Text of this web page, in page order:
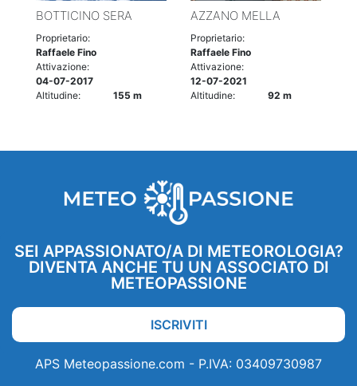
BOTTICINO SERA
Proprietario:
Raffaele Fino
Attivazione:
04-07-2017
Altitudine:
155 m
AZZANO MELLA
Proprietario:
Raffaele Fino
Attivazione:
12-07-2021
Altitudine:
92 m
SEI APPASSIONATO/A DI METEOROLOGIA?
DIVENTA ANCHE TU UN ASSOCIATO DI
METEOPASSIONE
ISCRIVITI
APS Meteopassione.com - P.IVA: 03409730987